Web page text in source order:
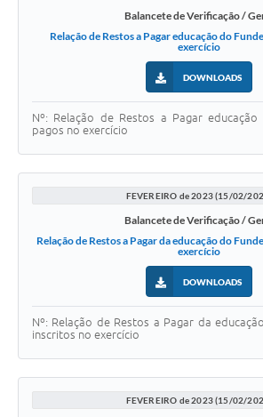
Balancete de Verificação /
Relação de Restos a Pagar educação do
exercício
DOWNLOADS
Nº: Relação de Restos a Pagar educação
pagos no exercício
FEVEREIRO de 2023 (15/02/
Balancete de Verificação /
Relação de Restos a Pagar da educação do
exercício
DOWNLOADS
Nº: Relação de Restos a Pagar da
inscritos no exercício
FEVEREIRO de 2023 (15/02/